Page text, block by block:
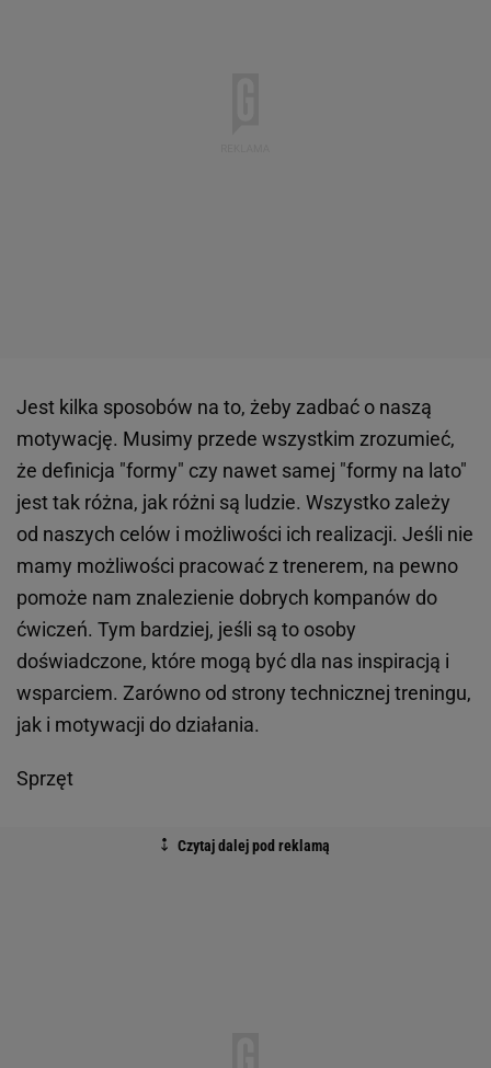
Jest kilka sposobów na to, żeby zadbać o naszą
motywację. Musimy przede wszystkim zrozumieć,
że definicja "formy" czy nawet samej "formy na lato"
jest tak różna, jak różni są ludzie. Wszystko zależy
od naszych celów i możliwości ich realizacji. Jeśli nie
mamy możliwości pracować z trenerem, na pewno
pomoże nam znalezienie dobrych kompanów do
ćwiczeń. Tym bardziej, jeśli są to osoby
doświadczone, które mogą być dla nas inspiracją i
wsparciem. Zarówno od strony technicznej treningu,
jak i motywacji do działania.
Sprzęt